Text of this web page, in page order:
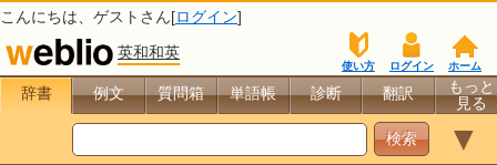
こんにちは、 ゲスト さん[ログイン]
英和和英
ホーム
ログイン
使い方
辞書 例文 質問箱 単語帳 診断 翻訳
もっと
見る
▼